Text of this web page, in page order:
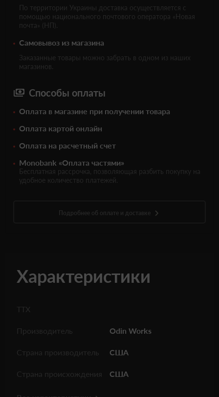
По территории Украины доставка осуществляется с
помощью национального почтового оператора «Новая
почта» (НП).
Самовывоз из магазина
Заказанные товары можно забрать в одном из наших
магазинов.
Способы оплаты
Оплата в магазине при получении товара
Оплата картой онлайн
Оплата на расчетный счет
Monobank «Оплата частями»
Бесплатная рассрочка, позволяющая разбить покупку на
удобное количество платежей.
Подробнее об оплате и доставке
Характеристики
ТТХ
Производитель Odin Works
Страна производитель США
Страна происхождения США